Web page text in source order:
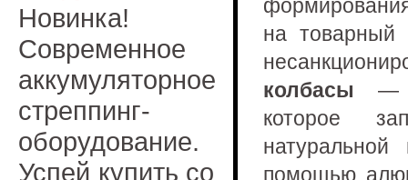
Новинка!
Современное
аккумуляторное
стреппинг-
оборудование.
Успей купить со
на товарный
колбасы —
которое
помощью